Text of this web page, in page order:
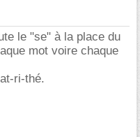
le "se" à la place du
mot voire chaque
ri-thé.